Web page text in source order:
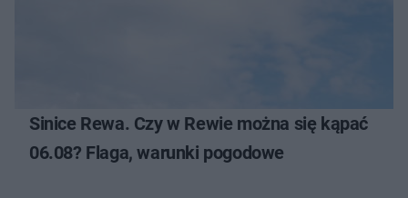
Sinice Rewa. Czy w Rewie można się kąpać
06.08? Flaga, warunki pogodowe